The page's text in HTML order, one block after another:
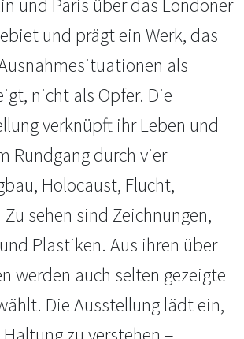
und Paris über das Londoner
und prägt ein Werk, das
als
nicht als Opfer. Die
verknüpft ihr Leben und
Rundgang durch vier
Holocaust, Flucht,
sehen sind Zeichnungen,
Plastiken. Aus ihren über
werden auch selten gezeigte
Die Ausstellung lädt ein,